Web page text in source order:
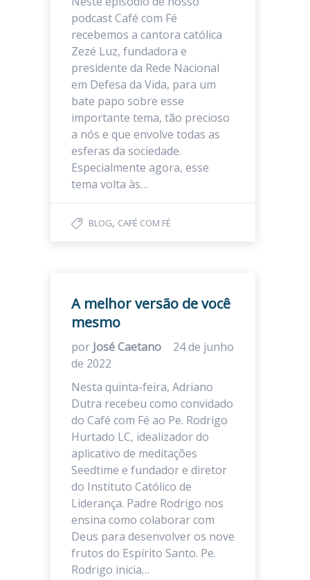
podcast Café com Fé
recebemos a cantora católica
Zezé Luz, fundadora e
presidente da Rede Nacional
em Defesa da Vida, para um
bate papo sobre esse
importante tema, tão precioso
a nós e que envolve todas as
esferas da sociedade.
Especialmente agora, esse
tema volta às…
BLOG, CAFÉ COM FÉ
A melhor versão de você
mesmo
por José Caetano
24 de junho
de 2022
Nesta quinta-feira, Adriano
Dutra recebeu como convidado
do Café com Fé ao Pe. Rodrigo
Hurtado LC, idealizador do
aplicativo de meditações
Seedtime e fundador e diretor
do Instituto Católico de
Liderança. Padre Rodrigo nos
ensina como colaborar com
Deus para desenvolver os nove
frutos do Espírito Santo. Pe.
Rodrigo inicia…